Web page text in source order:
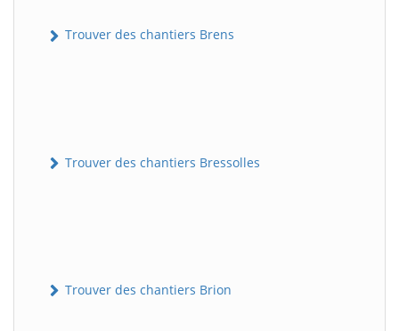
Trouver des chantiers Brens
Trouver des chantiers Bressolles
Trouver des chantiers Brion